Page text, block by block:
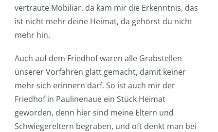
vertraute Mobiliar, da kam mir die Erkenntnis, das
ist nicht mehr deine Heimat, da gehörst du nicht
mehr hin.
Auch auf dem Friedhof waren alle Grabstellen
unserer Vorfahren glatt gemacht, damit keiner
mehr sich erinnern darf. So ist auch mir der
Friedhof in Paulinenaue ein Stück Heimat
geworden, denn hier sind meine Eltern und
Schwiegereltern begraben, und oft denkt man bei